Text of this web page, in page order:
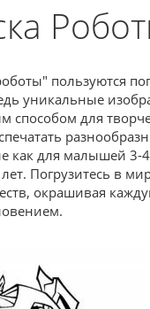
пользуются
уникальные
способом для
как для малышей 3-4
Погрузитесь в
окрашивая